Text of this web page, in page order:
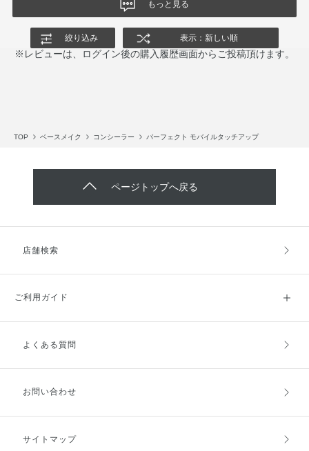
もっと見る
絞り込み 表示：新しい順
※レビューは、ログイン後の購入履歴画面からご投稿頂けます。
TOP ベースメイク コンシーラー パーフェクト モバイルタッチアップ
ページトップへ戻る
店舗検索
ご利用ガイド
ご利用ガイドトップ
お支払方法
キャンセル・返品・交換
よくある質問
お問い合わせ
サイトマップ